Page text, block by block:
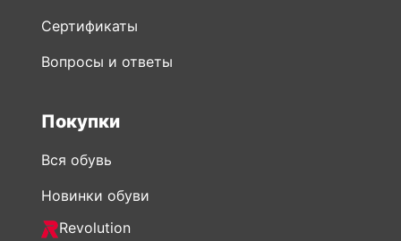
Сертификаты
Вопросы и ответы
Покупки
Вся обувь
Новинки обуви
Revolution